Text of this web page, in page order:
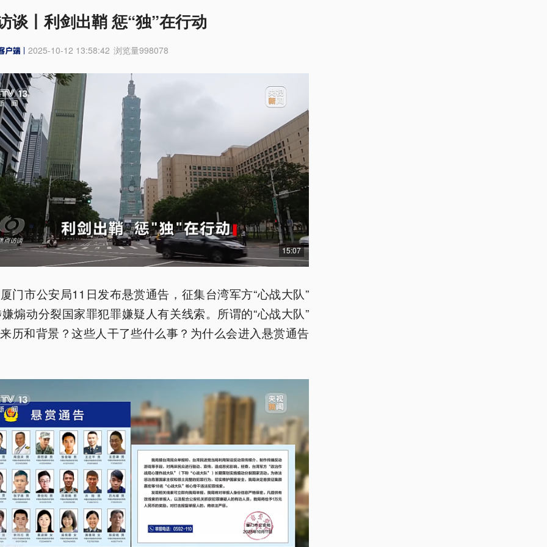
谈丨利剑出鞘 惩“独”在行动
2025-10-12 13:58:42 浏览量998078
15:07
门市公安局11日发布悬赏通告，征集台湾军方“心战大队”
煽动分裂国家罪犯罪嫌疑人有关线索。所谓的“心战大队”
历和背景？这些人干了些什么事？为什么会进入悬赏通告